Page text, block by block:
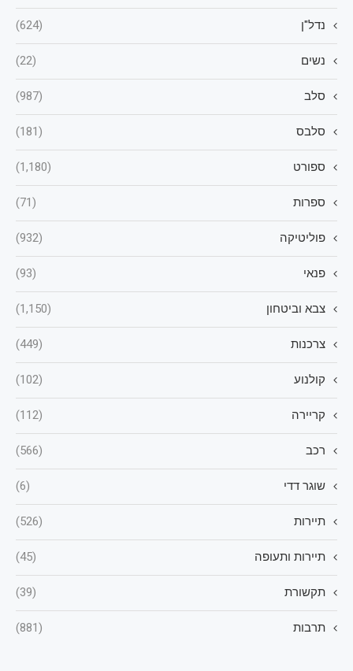
נדל"ן (624)
נשים (22)
סלב (987)
סלבס (181)
ספורט (1,180)
ספרות (71)
פוליטיקה (932)
פנאי (93)
צבא וביטחון (1,150)
צרכנות (449)
קולנוע (102)
קריירה (112)
רכב (566)
שוגר דדי (6)
תיירות (526)
תיירות ותעופה (45)
תקשורת (39)
תרבות (881)